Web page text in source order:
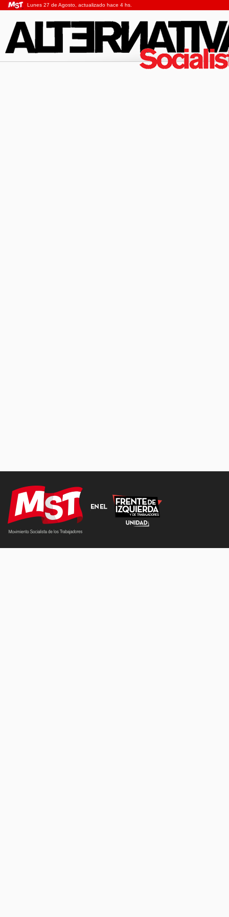
Lunes 27 de Agosto, actualizado hace 4 hs.